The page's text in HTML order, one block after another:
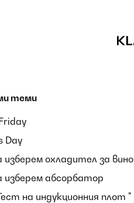
теми
Day
изберем охладител за вино
изберем абсорбатор
на индукционния плот "